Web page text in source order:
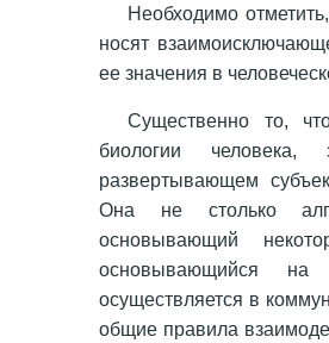
Необходимо
носят
ее значения в
Существенно то,
биологии
развертывающем
Она не столько
основывающий
основывающийся
осуществляется в
общие правила